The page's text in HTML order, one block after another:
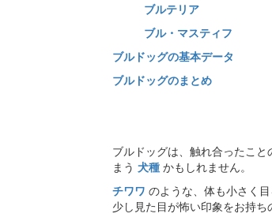
ブルテリア
ブル・マスティフ
ブルドッグの基本データ
ブルドッグのまとめ
ブルドッグは、触れ合ったこ
まう 犬種 かもしれません。
チワワ のような、体も小さく
少し見た目が怖い印象をお持ち